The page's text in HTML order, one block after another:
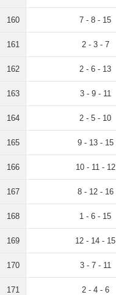
160 7 - 8 - 15
161 2 - 3 - 7
162 2 - 6 - 13
163 3 - 9 - 11
164 2 - 5 - 10
165 9 - 13 - 15
166 10 - 11 - 12
167 8 - 12 - 16
168 1 - 6 - 15
169 12 - 14 - 15
170 3 - 7 - 11
171 2 - 4 - 6